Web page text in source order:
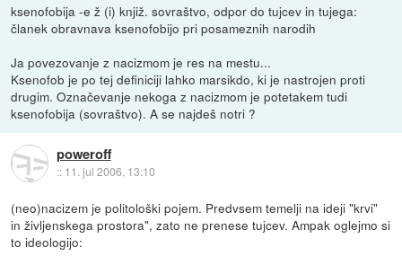
ksenofobija -e ž (i) knjiž. sovraštvo, odpor do tujcev in tujega:
članek obravnava ksenofobijo pri posameznih narodih
Ja povezovanje z nacizmom je res na mestu...
Ksenofob je po tej definiciji lahko marsikdo, ki je nastrojen proti
drugim. Označevanje nekoga z nacizmom je potetakem tudi
ksenofobija (sovraštvo). A se najdeš notri ?
poweroff
:: 11. jul 2006, 13:10
(neo)nacizem je politološki pojem. Predvsem temelji na ideji "krvi"
in življenskega prostora", zato ne prenese tujcev. Ampak oglejmo si
to ideologijo: